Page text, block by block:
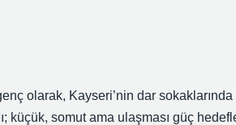
olarak, Kayseri’nin dar
somut ama ulaşması güç